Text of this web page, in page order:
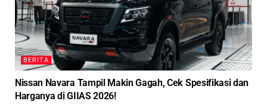
BERITA
Nissan Navara Tampil Makin Gagah, Cek Spesifikasi dan
Harganya di GIIAS 2026!